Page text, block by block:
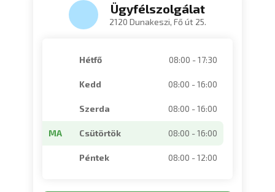
Ügyfélszolgálat
2120 Dunakeszi, Fő út 25.
Hétfő 08:00 - 17:30
Kedd 08:00 - 16:00
Szerda 08:00 - 16:00
Csütörtök 08:00 - 16:00
MA
Péntek 08:00 - 12:00